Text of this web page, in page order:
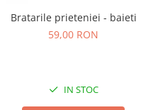
Bratarile prieteniei - baieti
59,00 RON
IN STOC